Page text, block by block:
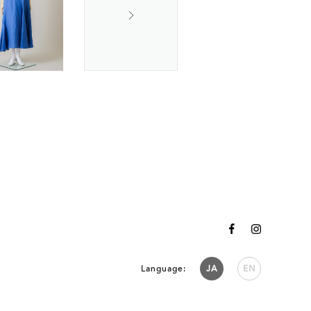
Language: JA EN